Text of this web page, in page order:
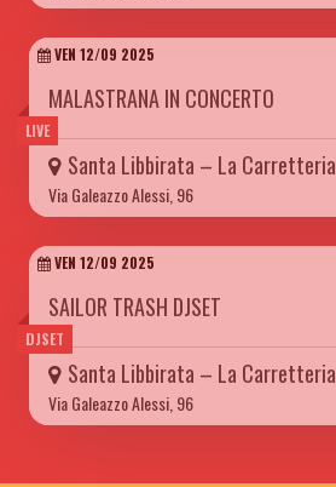
LIVE
VEN 12/09 2025
MALASTRANA IN CONCERTO
Santa Libbirata – La Carretteria
Via Galeazzo Alessi, 96
DJSET
VEN 12/09 2025
SAILOR TRASH DJSET
Santa Libbirata – La Carretteria
Via Galeazzo Alessi, 96